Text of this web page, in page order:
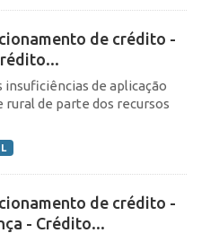
de crédito -
de aplicação
de parte dos recursos
de crédito -
- Crédito...